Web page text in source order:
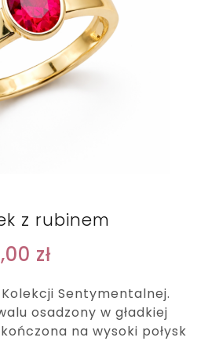
z rubinem
zł
Sentymentalnej.
osadzony w gładkiej
na wysoki połysk